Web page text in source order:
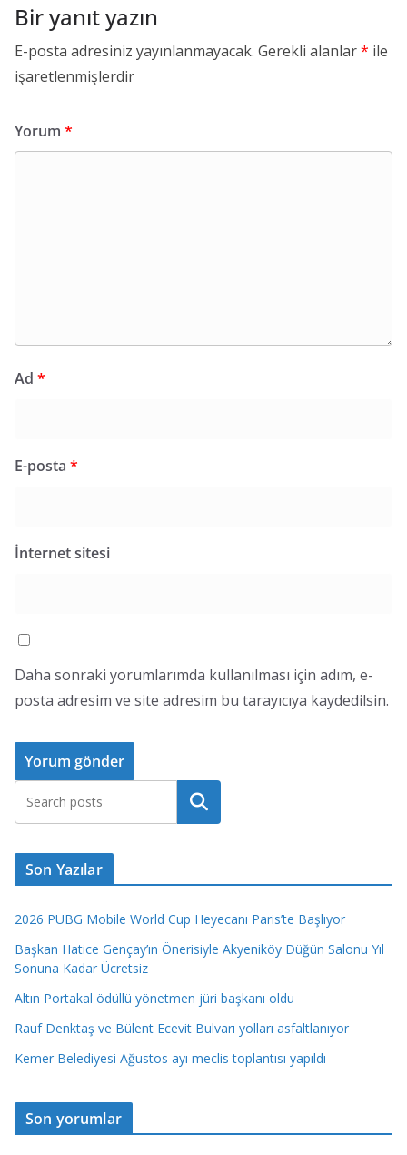
Bir yanıt yazın
E-posta adresiniz yayınlanmayacak. Gerekli alanlar* ile
işaretlenmişlerdir
Yorum *
Ad *
E-posta *
İnternet sitesi
Daha sonraki yorumlarımda kullanılması için adım, e-
posta adresim ve site adresim bu tarayıcıya kaydedilsin.
Ara
Son Yazılar
2026 PUBG Mobile World Cup Heyecanı Paris’te Başlıyor
Başkan Hatice Gençay’ın Önerisiyle Akyeniköy Düğün Salonu Yıl
Sonuna Kadar Ücretsiz
Altın Portakal ödüllü yönetmen jüri başkanı oldu
Rauf Denktaş ve Bülent Ecevit Bulvarı yolları asfaltlanıyor
Kemer Belediyesi Ağustos ayı meclis toplantısı yapıldı
Son yorumlar